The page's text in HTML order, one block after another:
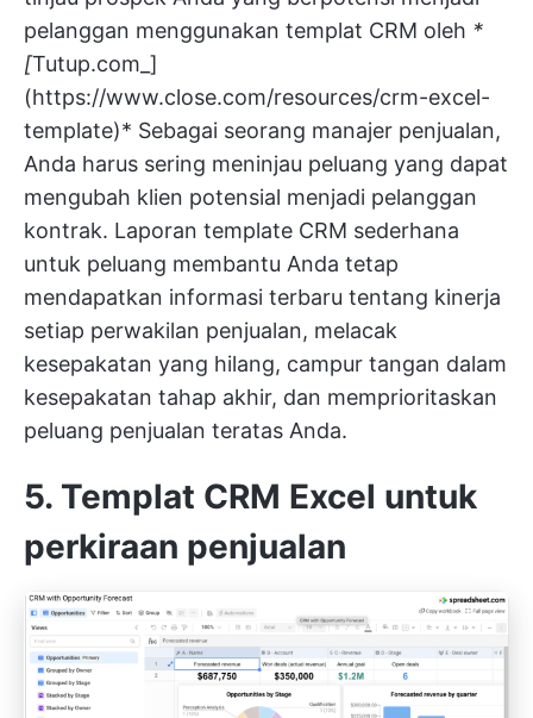
pelanggan menggunakan templat CRM oleh *
[Tutup.com_]
(https://www.close.com/resources/crm-excel-
template)* Sebagai seorang manajer penjualan,
Anda harus sering meninjau peluang yang dapat
mengubah klien potensial menjadi pelanggan
kontrak. Laporan template CRM sederhana
untuk peluang membantu Anda tetap
mendapatkan informasi terbaru tentang kinerja
setiap perwakilan penjualan, melacak
kesepakatan yang hilang, campur tangan dalam
kesepakatan tahap akhir, dan memprioritaskan
peluang penjualan teratas Anda.
5. Templat CRM Excel untuk
perkiraan penjualan